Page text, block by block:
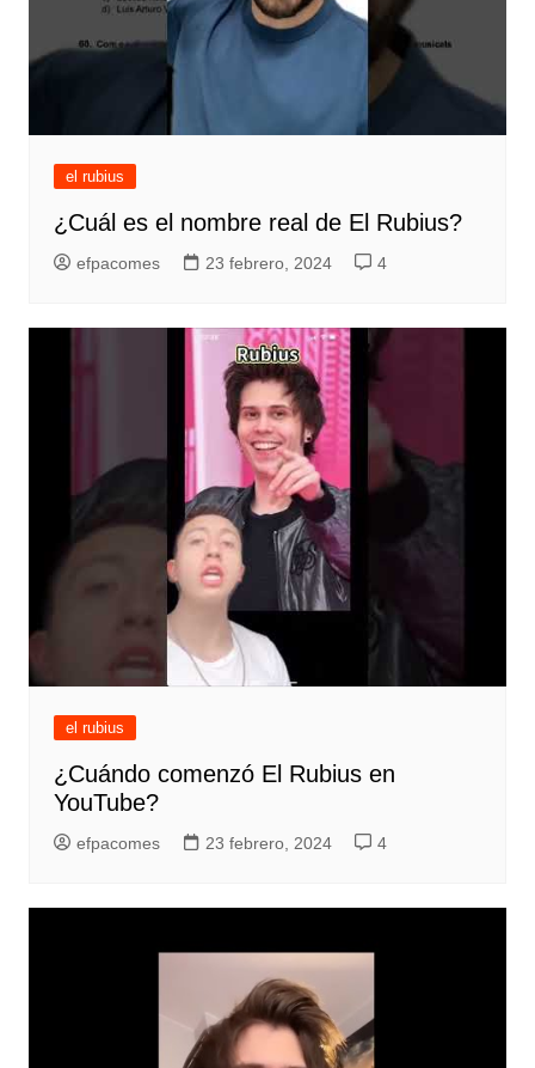
el rubius
¿Cuál es el nombre real de El Rubius?
efpacomes 23 febrero, 2024 4
el rubius
¿Cuándo comenzó El Rubius en
YouTube?
efpacomes 23 febrero, 2024 4